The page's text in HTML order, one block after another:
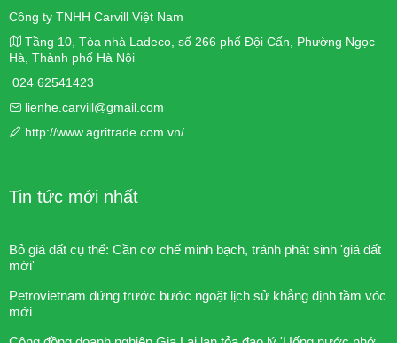
Công ty TNHH Carvill Việt Nam
Tầng 10, Tòa nhà Ladeco, số 266 phố Đội Cấn, Phường Ngọc
Hà, Thành phố Hà Nội
024 62541423
lienhe.carvill@gmail.com
http://www.agritrade.com.vn/
Tin tức mới nhất
Bỏ giá đất cụ thể: Cần cơ chế minh bạch, tránh phát sinh 'giá đất
mới'
Petrovietnam đứng trước bước ngoặt lịch sử khẳng định tầm vóc
mới